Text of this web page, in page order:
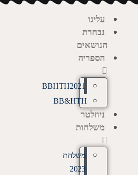
עלינו
נבחרת
הנושאים
הספריה
BBHTH2021
BB&HTH
ניוזלטר
משלחות
משלחת
2023